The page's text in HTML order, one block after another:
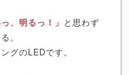
っ、明るっ！」 と思わず
。
グのLEDです。